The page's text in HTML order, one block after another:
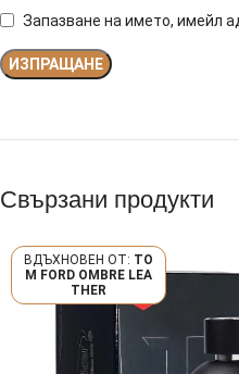
Запазване на името, имейл
Свързани продукти
TO
M FORD OMBRE LEA
THER